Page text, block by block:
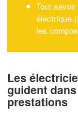
Tout
électrique
les
Les
guident
prestations